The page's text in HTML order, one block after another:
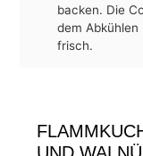
backen. Die
dem Abkühlen
frisch.